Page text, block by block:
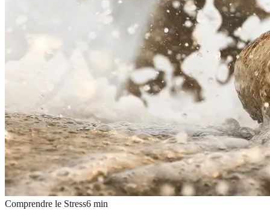
Comprendre le Stress6 min